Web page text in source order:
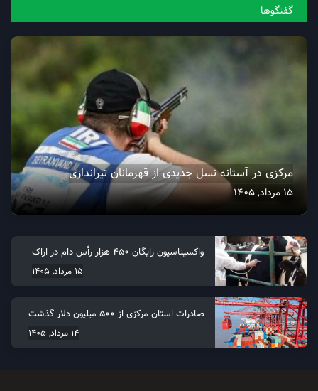
گفتگو‌ها
مرکزی در آستانه نسل جدیدی از قهرمانان تیراندازی
15 مرداد, 1405
واکسیناسیون رایگان ۴۵۰ هزار رأس دام در اراک
15 مرداد, 1405
صادرات استان مرکزی از 500 میلیون دلار گذشت
14 مرداد, 1405